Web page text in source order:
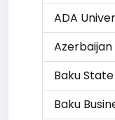
ADA
Baku
Baku